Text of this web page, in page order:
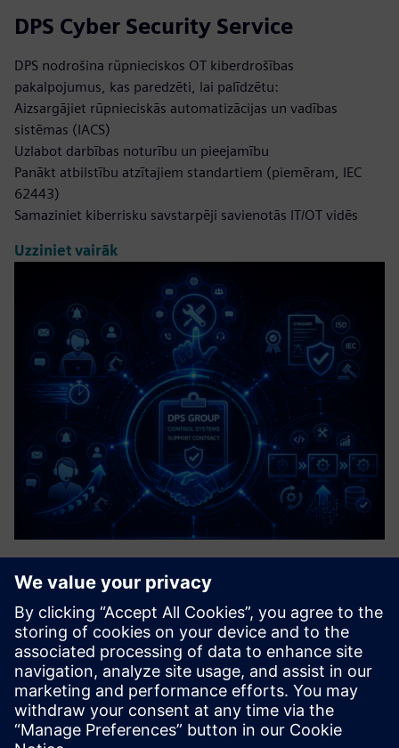
DPS Cyber Security Service
DPS nodrošina rūpnieciskos OT kiberdrošības
pakalpojumus, kas paredzēti, lai palīdzētu:
Aizsargājiet rūpnieciskās automatizācijas un vadības
sistēmas (IACS)
Uzlabot darbības noturību un pieejamību
Panākt atbilstību atzītajiem standartiem (piemēram, IEC
62443)
Samaziniet kiberrisku savstarpēji savienotās IT/OT vidēs
Uzziniet vairāk
Control Systems Support Contract
A structured agreement that provides ongoing
maintenance, troubleshooting, and optimisation for
industrial control systems, e.g. PLCs, DCS & SCADA. It is
like an operational insurance policy to minimise costly
downtime and ensure ...
Uzziniet vairāk